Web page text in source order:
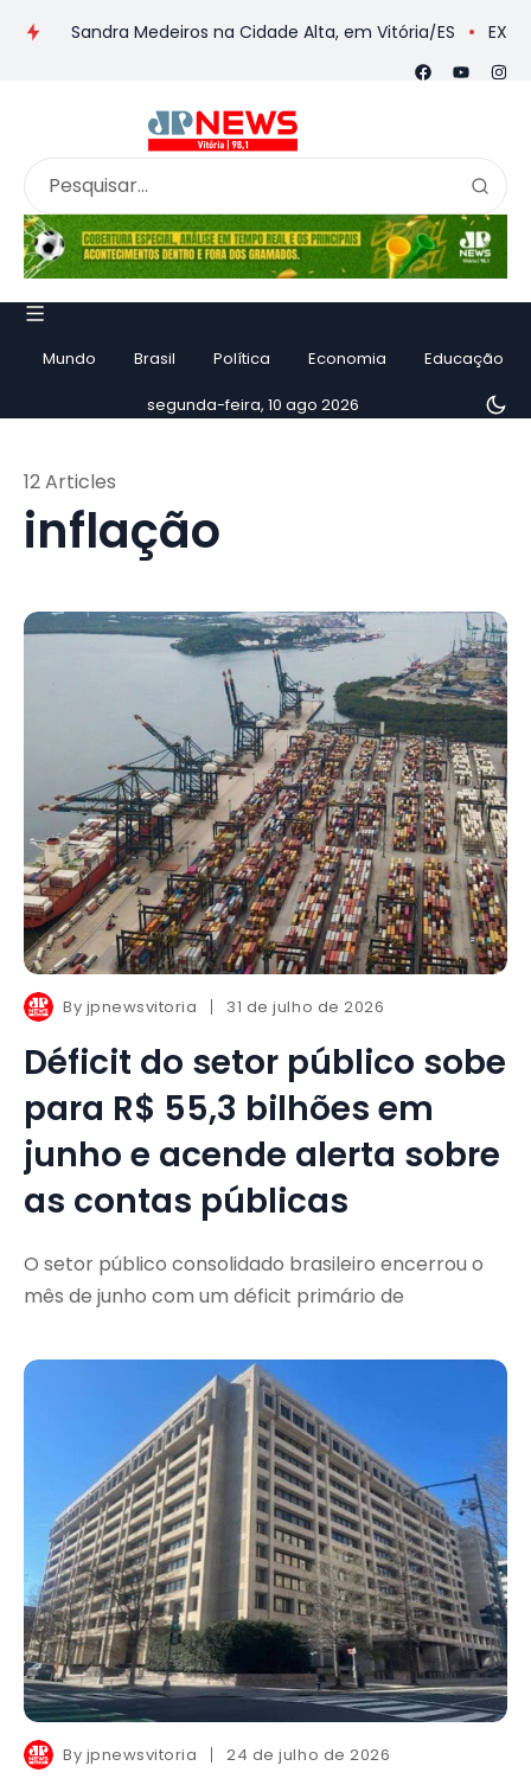
Medeiros na Cidade Alta, em Vitória/ES EXCLUSIVA:
Mundo Brasil Política Economia Educação
segunda-feira, 10 ago 2026
inflação
12 Articles
By jpnewsvitoria 31 de julho de 2026
Déficit do setor público sobe
para R$ 55,3 bilhões em
junho e acende alerta sobre
as contas públicas
O setor público consolidado brasileiro encerrou o
mês de junho com um déficit primário de
By jpnewsvitoria 24 de julho de 2026